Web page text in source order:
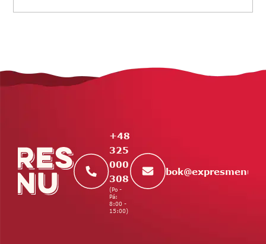
S
t
+48
325
000
308
(Po -
Pá:
8:00 -
15:00)
bok@